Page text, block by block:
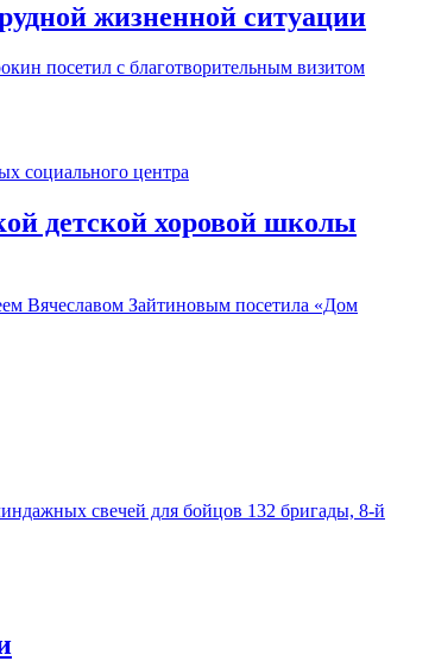
жизненной ситуации
посетил с благотворительным визитом
детской хоровой школы
Вячеславом Зайтиновым посетила «Дом
свечей для бойцов 132 бригады, 8-й